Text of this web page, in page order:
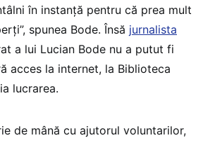
în instanță pentru că prea mult
spunea Bode. Însă jurnalista
a lui Lucian Bode nu a putut fi
acces la internet, la Biblioteca
lucrarea.
de mână cu ajutorul voluntarilor,